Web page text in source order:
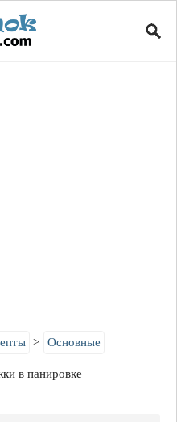
Основные
в панировке